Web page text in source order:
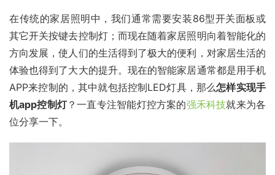
在传统的家居照明中，我们通常需要安装86型开关面板或
其它开关按键去控制灯；而现在随着家居照明向着智能化的
方向发展，使人们的生活得到了极大的便利，对家居生活的
体验也得到了大大的提升。现在的智能家居通常都是用手机
APP来控制的，其中就包括控制LED灯具，那么怎样实现手
机app控制灯？一直专注智能灯控方案的强禾科技就来为各
位分享一下。